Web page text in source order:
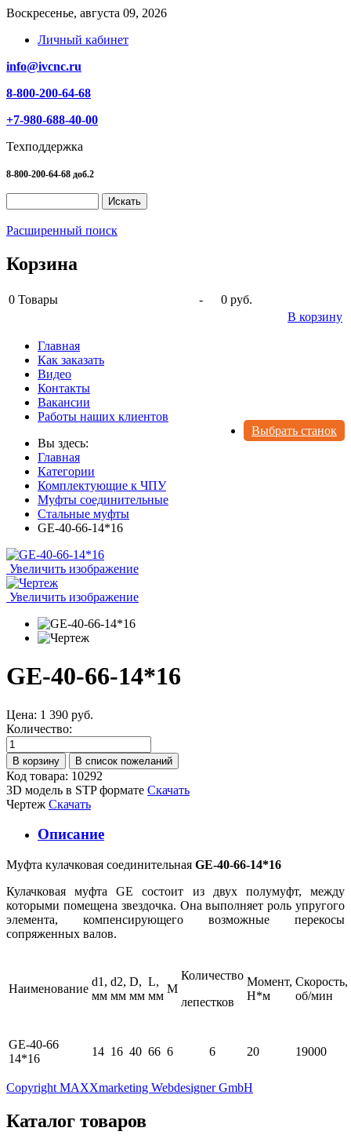
Воскресенье, августа 09, 2026
Личный кабинет
info@ivcnc.ru
8-800-200-64-68
+7-980-688-40-00
Техподдержка
8-800-200-64-68 доб.2
Расширенный поиск
Корзина
0 Товары -
0 руб.
В корзину
Главная
Как заказать
Видео
Контакты
Вакансии
Работы наших клиентов
Выбрать станок
Вы здесь:
Главная
Категории
Комплектующие к ЧПУ
Муфты соединительные
Стальные муфты
GE-40-66-14*16
Увеличить изображение
Увеличить изображение
GE-40-66-14*16
Цена: 1 390 руб.
Количество:
Код товара: 10292
3D модель в STP формате Скачать
Чертеж Скачать
Описание
Муфта кулачковая соединительная GE-40-66-14*16
Кулачковая муфта GE состоит из двух полумуфт, между
которыми помещена звездочка. Она выполняет роль упругого
элемента, компенсирующего возможные перекосы
сопряженных валов.
Наименование
d1,
мм
d2,
мм
D,
мм
L,
мм
М
Количество
лепестков
Момент,
Н*м
Скорость,
об/мин
GE-40-66
14*16
14 16 40 66 6 6 20 19000
Copyright MAXXmarketing Webdesigner GmbH
Каталог товаров